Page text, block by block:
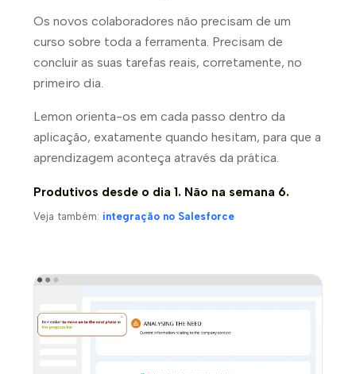
Os novos colaboradores não precisam de um
curso sobre toda a ferramenta. Precisam de
concluir as suas tarefas reais, corretamente, no
primeiro dia.
Lemon orienta-os em cada passo dentro da
aplicação, exatamente quando hesitam, para que a
aprendizagem aconteça através da prática.
Produtivos desde o dia 1. Não na semana 6.
Veja também: integração no Salesforce